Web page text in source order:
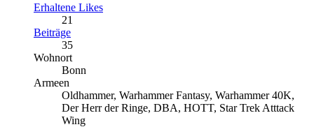
Erhaltene Likes
21
Beiträge
35
Wohnort
Bonn
Armeen
Oldhammer, Warhammer Fantasy, Warhammer 40K,
Der Herr der Ringe, DBA, HOTT, Star Trek Atttack
Wing